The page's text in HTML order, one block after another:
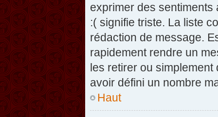
exprimer des
:( signifie triste. La liste
rédaction de message.
rapidement rendre un
les retirer ou simplement
avoir défini un nombre
Haut